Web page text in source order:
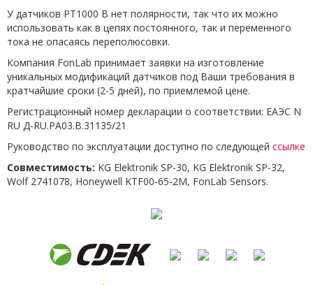
У датчиков PT1000 B нет полярности, так что их можно
использовать как в цепях постоянного, так и переменного
тока не опасаясь переполюсовки.
Компания FonLab принимает заявки на изготовление
уникальных модификаций датчиков под Ваши требования в
кратчайшие сроки (2-5 дней), по приемлемой цене.
Регистрационный номер декларации о соответствии: ЕАЭС N
RU Д-RU.РА03.В.31135/21
Руководство по эксплуатации доступно по следующей ссылке
Совместимость: KG Elektronik SP-30, KG Elektronik SP-32,
Wolf 2741078, Honeywell KTF00-65-2M, FonLab Sensors.